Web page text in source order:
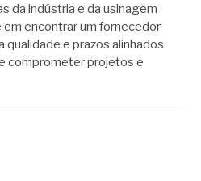
da indústria e da usinagem
encontrar um fornecedor
qualidade e prazos alinhados
comprometer projetos e